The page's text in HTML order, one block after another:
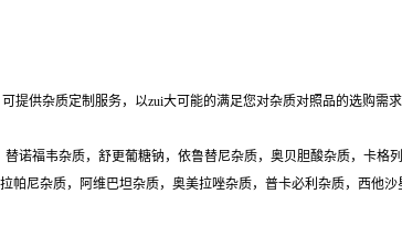
供杂质定制服务，以zui大可能的满足您对杂质对照品的选购需求
诺福韦杂质，舒更葡糖钠，依鲁替尼杂质，奥贝胆酸杂质，卡格
尼杂质，阿维巴坦杂质，奥美拉唑杂质，普卡必利杂质，西他